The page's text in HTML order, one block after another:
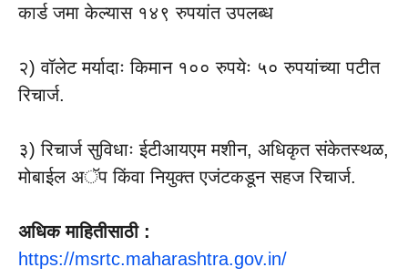
कार्ड जमा केल्यास १४९ रुपयांत उपलब्ध
२) वॉलेट मर्यादाः किमान १०० रुपयेः ५० रुपयांच्या पटीत
रिचार्ज.
३) रिचार्ज सुविधाः ईटीआयएम मशीन, अधिकृत संकेतस्थळ,
मोबाईल अॅप किंवा नियुक्त एजंटकडून सहज रिचार्ज.
अधिक माहितीसाठी :
https://msrtc.maharashtra.gov.in/